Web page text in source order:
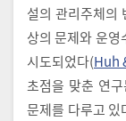
설의 관리주체의
상의 문제와 운
시도되었다(Huh
초점을 맞춘 연
문제를 다루고 있